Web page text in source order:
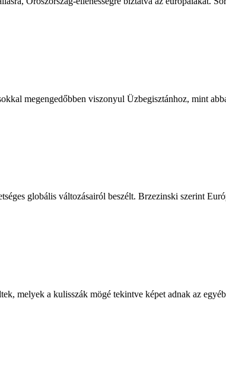
megengedőbben viszonyul Üzbegisztánhoz, mint
globális változásairól beszélt. Brzezinski szerint
melyek a kulisszák mögé tekintve képet adnak az